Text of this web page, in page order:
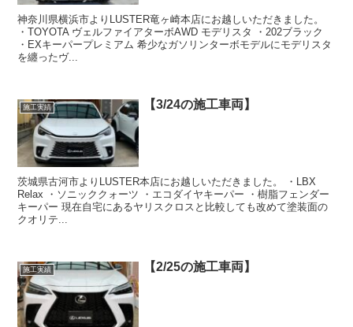
神奈川県横浜市よりLUSTER竜ヶ崎本店にお越しいただきました。
・TOYOTA ヴェルファイアターボAWD モデリスタ ・202ブラック
・EXキーパープレミアム 希少なガソリンターボモデルにモデリスタ
を纏ったヴ...
施工実績 【3/24の施工車両】
茨城県古河市よりLUSTER本店にお越しいただきました。 ・LBX
Relax ・ソニッククォーツ ・エコダイヤキーパー ・樹脂フェンダー
キーパー 現在自宅にあるヤリスクロスと比較しても改めて塗装面の
クオリテ...
施工実績 【2/25の施工車両】